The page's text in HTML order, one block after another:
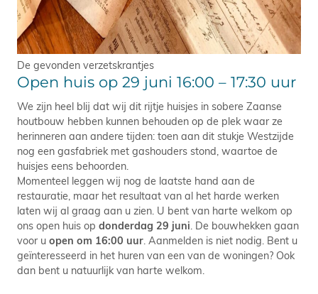
De gevonden verzetskrantjes
Open huis op 29 juni 16:00 – 17:30 uur
We zijn heel blij dat wij dit rijtje huisjes in sobere Zaanse
houtbouw hebben kunnen behouden op de plek waar ze
herinneren aan andere tijden: toen aan dit stukje Westzijde
nog een gasfabriek met gashouders stond, waartoe de
huisjes eens behoorden.
Momenteel leggen wij nog de laatste hand aan de
restauratie, maar het resultaat van al het harde werken
laten wij al graag aan u zien. U bent van harte welkom op
ons open huis op donderdag 29 juni. De bouwhekken gaan
voor u open om 16:00 uur. Aanmelden is niet nodig. Bent u
geïnteresseerd in het huren van een van de woningen? Ook
dan bent u natuurlijk van harte welkom.